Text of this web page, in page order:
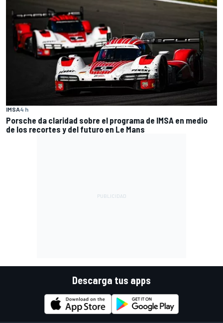
IMSA4 h
Porsche da claridad sobre el programa de IMSA en medio
de los recortes y del futuro en Le Mans
Descarga tus apps